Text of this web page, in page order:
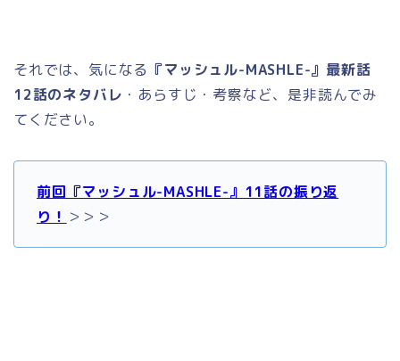
それでは、気になる 『マッシュル-MASHLE-』最新話
12話のネタバレ ・あらすじ・考察など、是非読んでみ
てください。
前回『マッシュル-MASHLE-』11話の振り返
り！ ＞＞＞